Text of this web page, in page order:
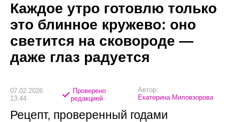
Каждое утро готовлю только
это блинное кружево: оно
светится на сковороде —
даже глаз радуется
07.02.2026
13:44
Проверено
редакцией
Автор:
Екатерина Миловзорова
Рецепт, проверенный годами